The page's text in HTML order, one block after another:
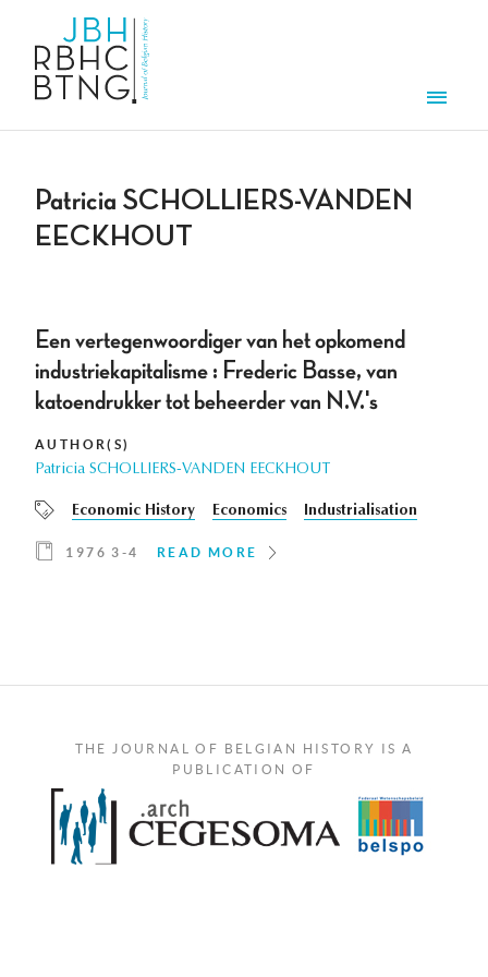
Patricia SCHOLLIERS-VANDEN
EECKHOUT
Een vertegenwoordiger van het opkomend
industriekapitalisme : Frederic Basse, van
katoendrukker tot beheerder van N.V.'s
AUTHOR(S)
Patricia SCHOLLIERS-VANDEN EECKHOUT
Economic History Economics Industrialisation
1976 3-4 READ MORE
THE JOURNAL OF BELGIAN HISTORY IS A
PUBLICATION OF